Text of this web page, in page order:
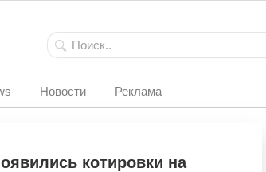
Новости Реклама
котировки на